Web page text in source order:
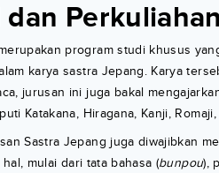
program studi khusus
karya sastra Jepang. Karya
jurusan ini juga bakal
Katakana, Hiragana, Kanji,
Sastra Jepang juga diwajibkan
mulai dari tata bahasa (bunpou),